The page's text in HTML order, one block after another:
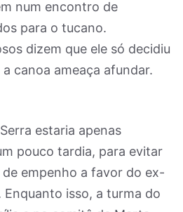
num encontro de
para o tucano.
dizem que ele só decidiu
canoa ameaça afundar.
estaria apenas
pouco tardia, para evitar
empenho a favor do ex-
isso, a turma do